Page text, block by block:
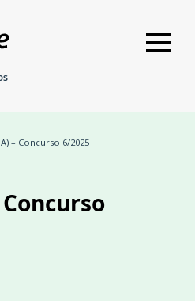
– Concurso 6/2025
Concurso